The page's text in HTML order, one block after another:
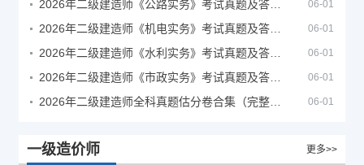
06-01
06-01
06-01
06-01
06-01
一级造价师 更多>>